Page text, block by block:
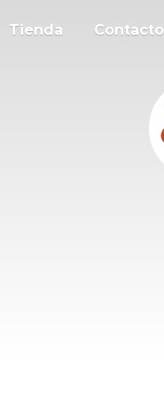
Tienda Contacto